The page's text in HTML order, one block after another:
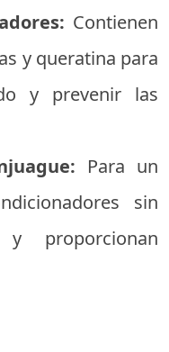
Contienen
y queratina para
y prevenir las
Para un
sin
proporcionan